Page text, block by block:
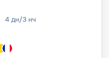
4 дн/3 нч